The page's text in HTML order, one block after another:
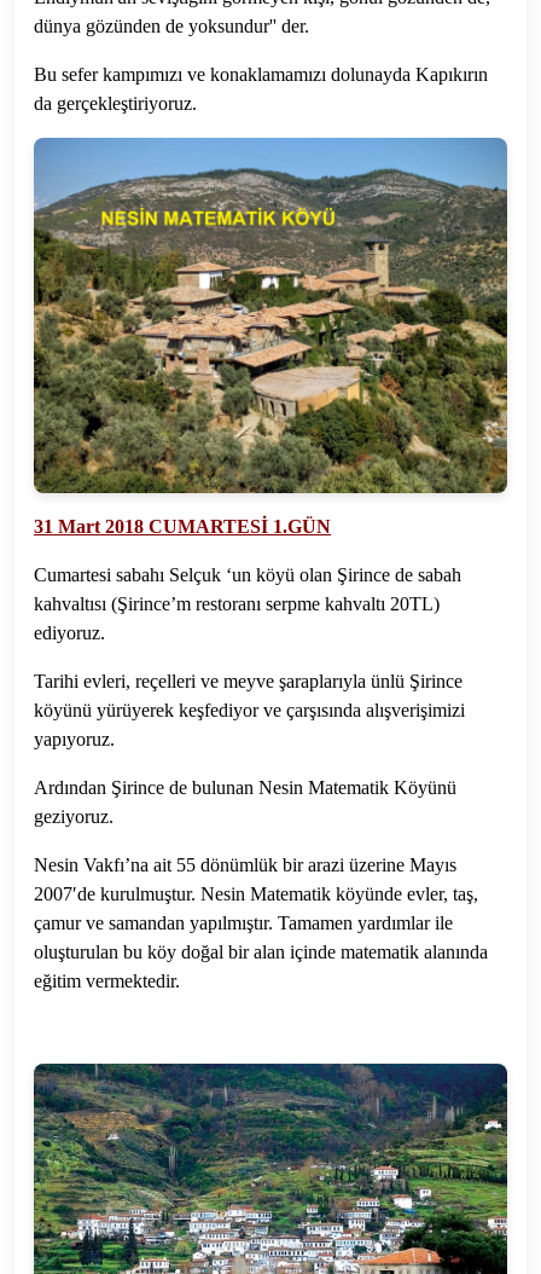
dünya gözünden de yoksundur'' der.
Bu sefer kampımızı ve konaklamamızı dolunayda Kapıkırın
da gerçekleştiriyoruz.
31 Mart 2018 CUMARTESİ 1.GÜN
Cumartesi sabahı Selçuk ‘un köyü olan Şirince de sabah
kahvaltısı (Şirince’m restoranı serpme kahvaltı 20TL)
ediyoruz.
Tarihi evleri, reçelleri ve meyve şaraplarıyla ünlü Şirince
köyünü yürüyerek keşfediyor ve çarşısında alışverişimizi
yapıyoruz.
Ardından Şirince de bulunan Nesin Matematik Köyünü
geziyoruz.
Nesin Vakfı’na ait 55 dönümlük bir arazi üzerine Mayıs
2007′de kurulmuştur. Nesin Matematik köyünde evler, taş,
çamur ve samandan yapılmıştır. Tamamen yardımlar ile
oluşturulan bu köy doğal bir alan içinde matematik alanında
eğitim vermektedir.